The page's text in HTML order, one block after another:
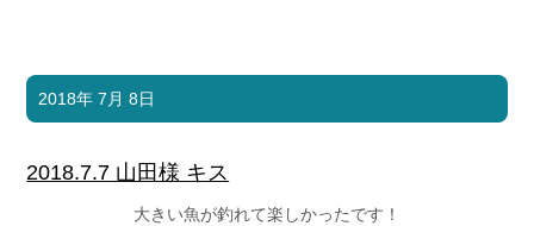
2018年 7月 8日
2018.7.7 山田様 キス
大きい魚が釣れて楽しかったです！